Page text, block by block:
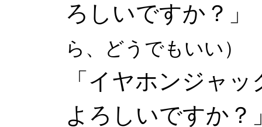
ろしいですか？」
ら、どうでもいい）
「イヤホンジャ
よろしいですか？